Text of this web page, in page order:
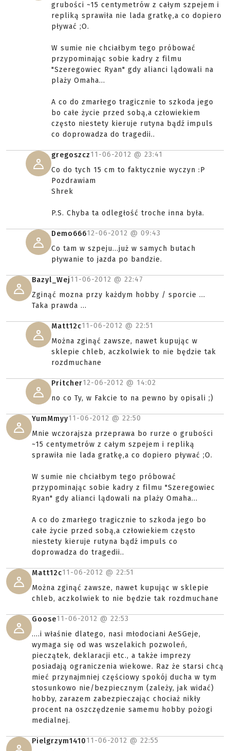
grubości ~15 centymetrów z całym szpejem i
repliką sprawiła nie lada gratkę,a co dopiero
pływać ;O.
W sumie nie chciałbym tego próbować
przypominając sobie kadry z filmu
"Szeregowiec Ryan" gdy alianci lądowali na
plaży Omaha...
A co do zmarłego tragicznie to szkoda jego
bo całe życie przed sobą,a człowiekiem
często niestety kieruje rutyna bądź impuls
co doprowadza do tragedii..
gregoszcz11-06-2012 @ 23:41
Co do tych 15 cm to faktycznie wyczyn :P
Pozdrawiam
Shrek
P.S. Chyba ta odległość troche inna była.
Demo66612-06-2012 @ 09:43
Co tam w szpeju...już w samych butach
pływanie to jazda po bandzie.
Bazyl_Wej11-06-2012 @ 22:47
Zginąć mozna przy każdym hobby / sporcie ...
Taka prawda ...
Matt12c11-06-2012 @ 22:51
Można zginąć zawsze, nawet kupując w
sklepie chleb, aczkolwiek to nie będzie tak
rozdmuchane
Pritcher12-06-2012 @ 14:02
no co Ty, w Fakcie to na pewno by opisali ;)
YumMmyy11-06-2012 @ 22:50
Mnie wczorajsza przeprawa bo rurze o grubości
~15 centymetrów z całym szpejem i repliką
sprawiła nie lada gratkę,a co dopiero pływać ;O.
W sumie nie chciałbym tego próbować
przypominając sobie kadry z filmu "Szeregowiec
Ryan" gdy alianci lądowali na plaży Omaha...
A co do zmarłego tragicznie to szkoda jego bo
całe życie przed sobą,a człowiekiem często
niestety kieruje rutyna bądź impuls co
doprowadza do tragedii..
Matt12c11-06-2012 @ 22:51
Można zginąć zawsze, nawet kupując w sklepie
chleb, aczkolwiek to nie będzie tak rozdmuchane
Goose11-06-2012 @ 22:53
....i właśnie dlatego, nasi młodociani AeSGeje,
wymaga się od was wszelakich pozwoleń,
pieczątek, deklaracji etc., a także imprezy
posiadają ograniczenia wiekowe. Raz że starsi chcą
mieć przynajmniej częściowy spokój ducha w tym
stosunkowo nie/bezpiecznym (zależy, jak widać)
hobby, zarazem zabezpieczając chociaż nikły
procent na oszczędzenie samemu hobby pożogi
medialnej.
Pielgrzym141011-06-2012 @ 22:55